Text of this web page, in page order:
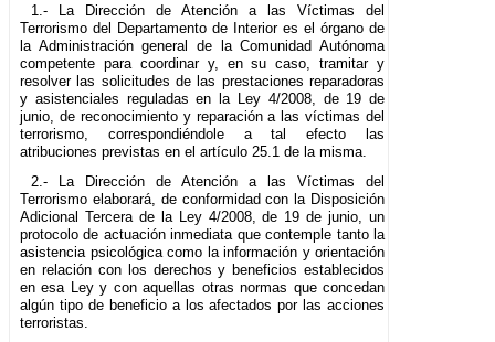
1.- La Dirección de Atención a las Víctimas del
Terrorismo del Departamento de Interior es el órgano de
la Administración general de la Comunidad Autónoma
competente para coordinar y, en su caso, tramitar y
resolver las solicitudes de las prestaciones reparadoras
y asistenciales reguladas en la Ley 4/2008, de 19 de
junio, de reconocimiento y reparación a las víctimas del
terrorismo, correspondiéndole a tal efecto las
atribuciones previstas en el artículo 25.1 de la misma.
2.- La Dirección de Atención a las Víctimas del
Terrorismo elaborará, de conformidad con la Disposición
Adicional Tercera de la Ley 4/2008, de 19 de junio, un
protocolo de actuación inmediata que contemple tanto la
asistencia psicológica como la información y orientación
en relación con los derechos y beneficios establecidos
en esa Ley y con aquellas otras normas que concedan
algún tipo de beneficio a los afectados por las acciones
terroristas.